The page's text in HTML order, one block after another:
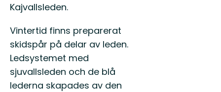
Kajvallsleden.
Vintertid finns preparerat
skidspår på delar av leden.
Ledsystemet med
sjuvallsleden och de blå
lederna skapades av den